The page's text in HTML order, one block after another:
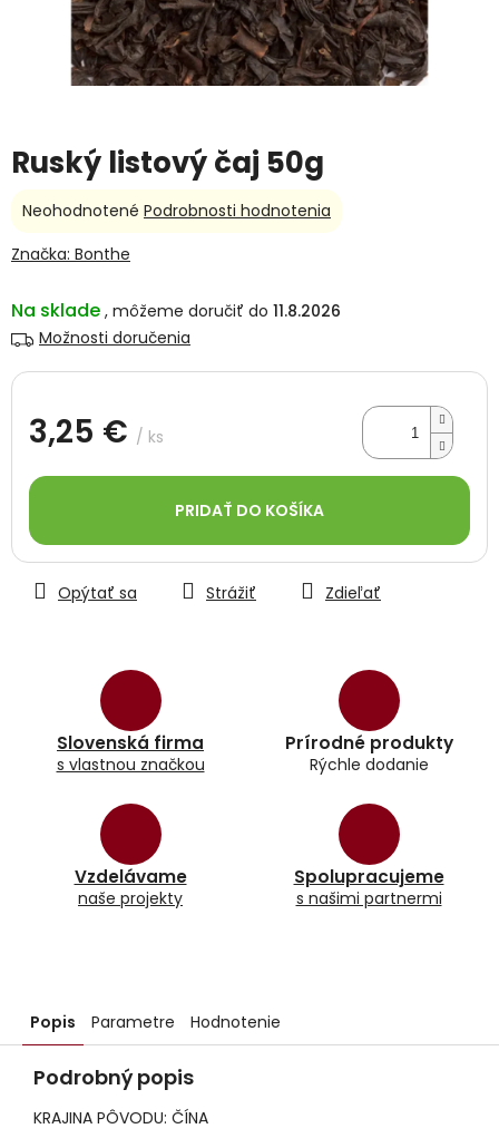
Ruský listový čaj 50g
Na sklade
11.8.2026
Možnosti doručenia
3,25 € / ks
cena:
PRIDAŤ DO KOŠÍKA
Slovenská firma
s vlastnou značkou
Prírodné produkty
Rýchle dodanie
Vzdelávame
naše projekty
Spolupracujeme
s našimi partnermi
Opýtať sa Strážiť Zdieľať
Priemerné
produktu
z
5
Neohodnotené Podrobnosti hodnotenia
Značka: Bonthe
Popis Parametre Hodnotenie
Podrobný popis
KRAJINA PÔVODU: ČÍNA